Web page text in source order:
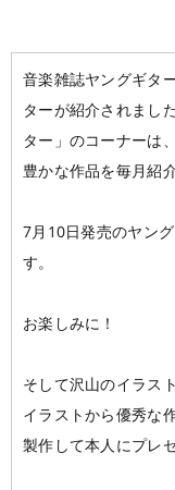
音楽雑誌ヤングギタ
ターが紹介されまし
ター」のコーナーは
豊かな作品を毎月紹
7月10日発売のヤン
す。
お楽しみに！
そして沢山のイラス
イラストから優秀な
製作して本人にプレ